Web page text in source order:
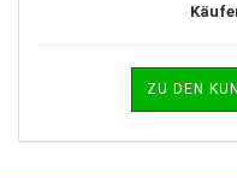
ZU DEN